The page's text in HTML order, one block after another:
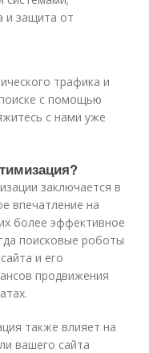
и защита от
трафика и
с помощью
с нами уже
заключается в
впечатление на
более эффективное
поисковые роботы
и его
продвижения
также влияет на
вашего сайта